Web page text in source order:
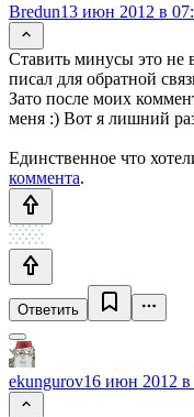
Bredun13 июн 2012 в
Ставить минусы это не
писал для обратной
Зато после моих
меня :) Вот я лишний
Единственное что
коммента.
Ответить
ekungurov16 июн 2012 в